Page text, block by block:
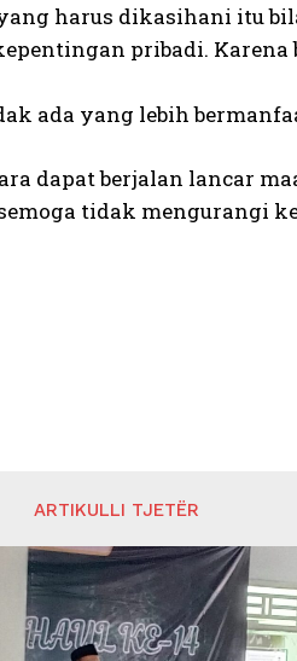
harus dikasihani itu
pribadi.
ada yang lebih
dapat berjalan lancar
tidak mengurangi
ARTIKULLI TJETËR